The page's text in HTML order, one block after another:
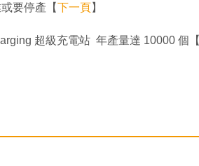
要停產【下一頁】
超級充電站 年產量達 10000 個【